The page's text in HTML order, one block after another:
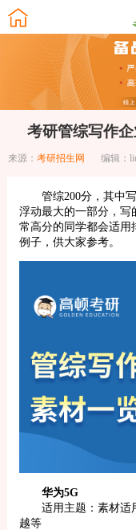
考研管综写作
来源： 考研招生网 编辑：
管综200分，其中写
浮动最大的一部分，写
常高分的同学都会适用
例子，供大家参考。
华为5G
适用主题：素材适
越等